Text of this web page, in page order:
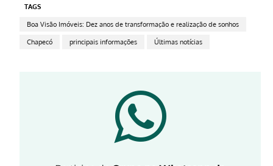
TAGS
Boa Visão Imóveis: Dez anos de transformação e realização de sonhos
Chapecó principais informações Últimas notícias